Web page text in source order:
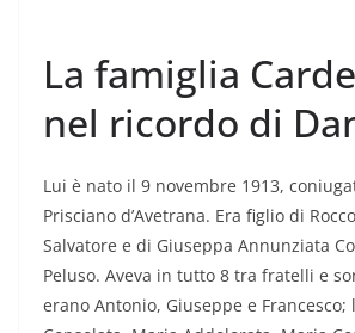
La famiglia
nel ricordo di
Lui è nato il 9 novembre 1913,
Prisciano d’Avetrana. Era figlio di
Salvatore e di Giuseppa Annunziata
Peluso. Aveva in tutto 8 tra fratelli e
erano Antonio, Giuseppe e Francesco;